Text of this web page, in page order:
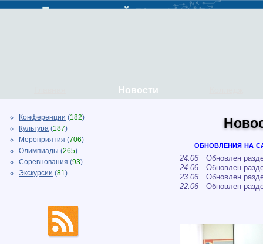
Новости
Конференции (182)
Культура (187)
Мероприятия (706)
Олимпиады (265)
Соревнования (93)
Экскурсии (81)
обновления на
24.06 Обновлен
24.06 Обновлен
23.06 Обновлен
22.06 Обновлен